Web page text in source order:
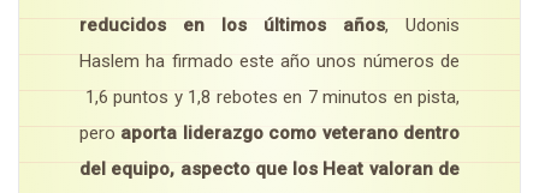
reducidos en los últimos años, Udonis
Haslem ha firmado este año unos números de
1,6 puntos y 1,8 rebotes en 7 minutos en pista,
pero aporta liderazgo como veterano dentro
del equipo, aspecto que los Heat valoran de